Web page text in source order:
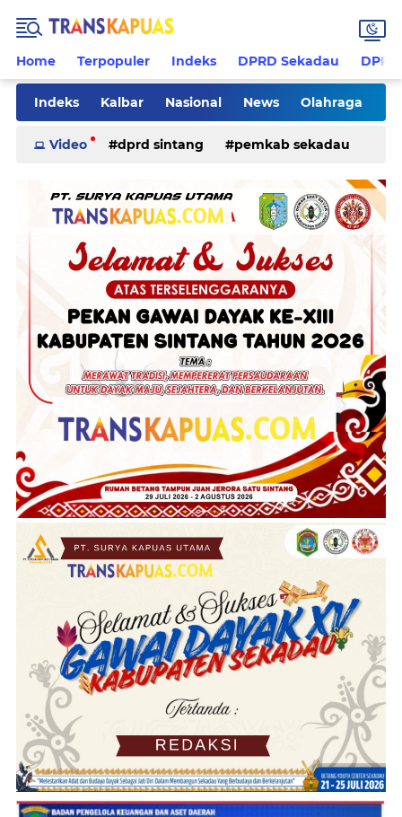
Home Terpopuler Indeks DPRD Sekadau
Indeks Kalbar Nasional News Olahraga
Pilkades Rohani Sanggau Sekadau
kriminal
Video dprd sintang pemkab sekadau